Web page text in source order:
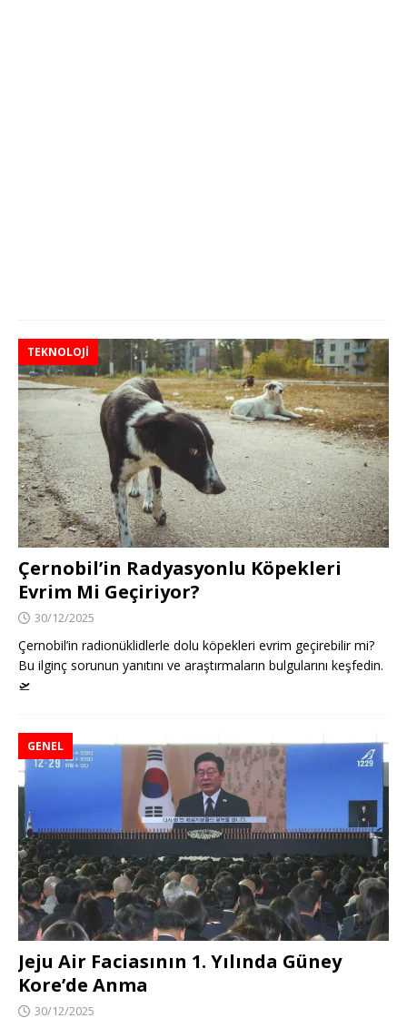
TEKNOLOJI
Çernobil’in Radyasyonlu Köpekleri
Evrim Mi Geçiriyor?
30/12/2025
Çernobil’in radionüklidlerle dolu köpekleri evrim geçirebilir mi?
Bu ilginç sorunun yanıtını ve araştırmaların bulgularını keşfedin.
🛫
GENEL
Jeju Air Faciasının 1. Yılında Güney
Kore’de Anma
30/12/2025